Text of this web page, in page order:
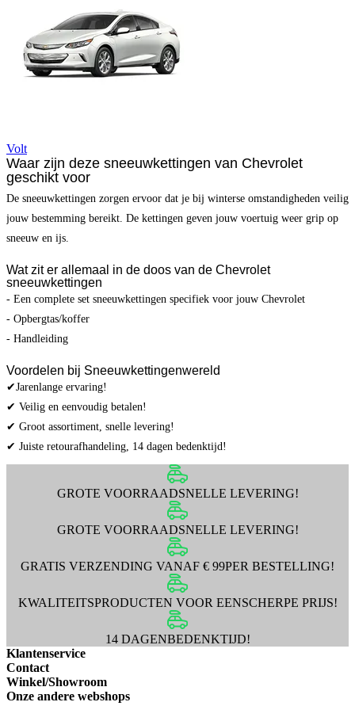
Volt
Waar zijn deze sneeuwkettingen van Chevrolet
geschikt voor
De sneeuwkettingen zorgen ervoor dat je bij winterse omstandigheden veilig
jouw bestemming bereikt. De kettingen geven jouw voertuig weer grip op
sneeuw en ijs.
Wat zit er allemaal in de doos van de Chevrolet
sneeuwkettingen
- Een complete set sneeuwkettingen specifiek voor jouw Chevrolet
- Opbergtas/koffer
- Handleiding
Voordelen bij Sneeuwkettingenwereld
✔Jarenlange ervaring!
✔ Veilig en eenvoudig betalen!
✔ Groot assortiment, snelle levering!
✔ Juiste retourafhandeling, 14 dagen bedenktijd!
GROTE VOORRAADSNELLE LEVERING!
GROTE VOORRAADSNELLE LEVERING!
GRATIS VERZENDING VANAF € 99PER BESTELLING!
KWALITEITSPRODUCTEN VOOR EENSCHERPE PRIJS!
14 DAGENBEDENKTIJD!
Klantenservice
Contact
Winkel/Showroom
Onze andere webshops